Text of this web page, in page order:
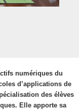
numériques du
d’applications de
des élèves
Elle apporte sa